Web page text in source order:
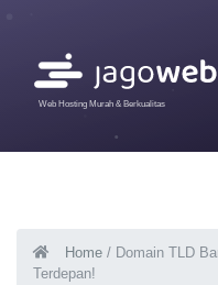
Web Hosting Murah & Berkualitas
Home / Domain TLD
Terdepan!